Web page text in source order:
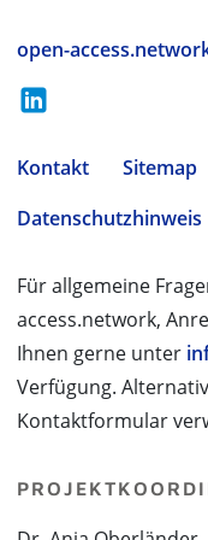
open-
Kontakt Sitemap
Datenschutzhinweis
Für allgemeine
access.network,
Ihnen gerne unter
Verfügung.
Kontaktformular